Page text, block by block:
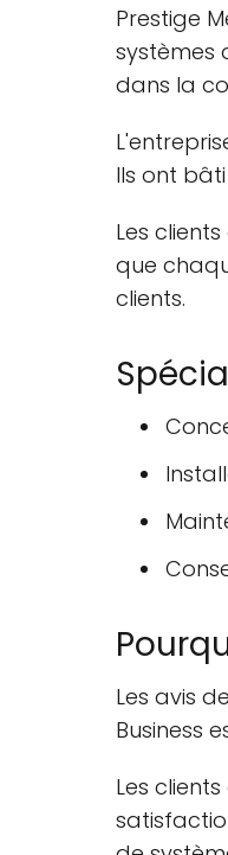
Prestige
systèmes
dans la
Ils ont
Les
que
clients.
Les avis
Business
Les